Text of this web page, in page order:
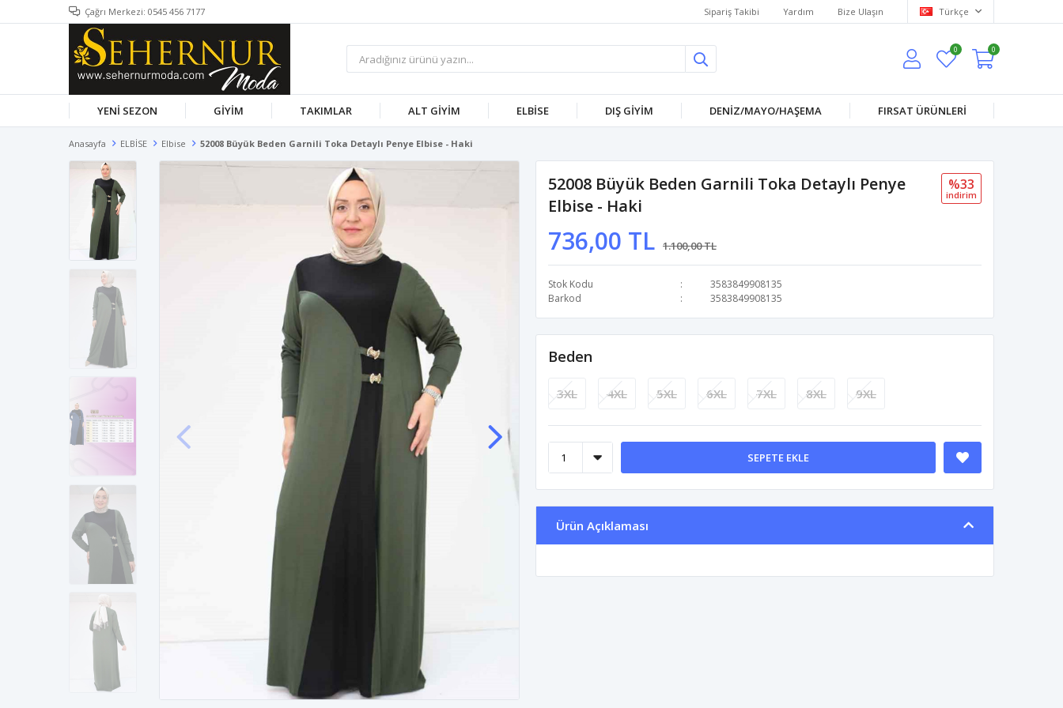
Çağrı Merkezi: 0545 456 7177 Sipariş Takibi Yardım Bize Ulaşın Türkçe
0 0
YENİ SEZON GİYİM TAKIMLAR ALT GİYİM ELBİSE DIŞ GİYİM DENİZ/MAYO/HAŞEMA FIRSAT ÜRÜNLERİ
Anasayfa ELBİSE Elbise 52008 Büyük Beden Garnili Toka Detaylı Penye Elbise - Haki
52008 Büyük Beden Garnili Toka Detaylı Penye
Elbise - Haki
736,00 TL 1.100,00 TL
%33
i̇ndi̇ri̇m
Stok Kodu
3583849908135
Barkod
3583849908135
Beden
3XL 4XL 5XL 6XL 7XL 8XL 9XL
SEPETE EKLE
Ürün Açıklaması